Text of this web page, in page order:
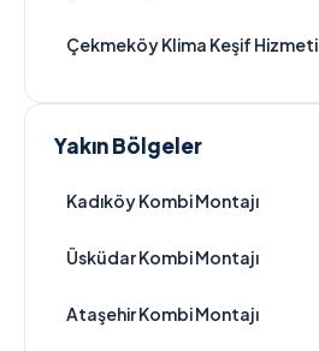
Çekmeköy Klima Keşif Hizmeti
Yakın Bölgeler
Kadıköy Kombi Montajı
Üsküdar Kombi Montajı
Ataşehir Kombi Montajı